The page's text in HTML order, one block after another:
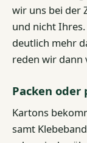
wir uns bei der
und nicht Ihres.
deutlich mehr
reden wir dann
Packen oder
Kartons
samt